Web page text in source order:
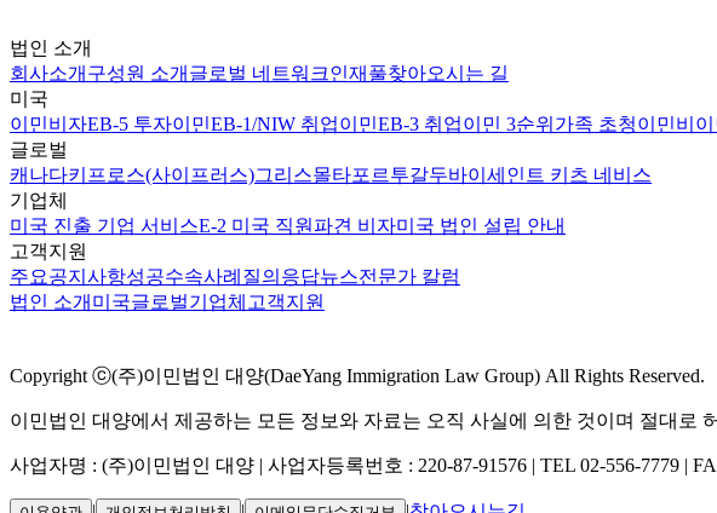
법인 소개
회사소개 구성원 소개 글로벌 네트워크인재풀찾아오시는 길
미국
이민비자EB-5 투자이민EB-1/NIW 취업이민EB-3 취업이민 3순위 가족 초청이민비
글로벌
캐나다키프로스(사이프러스)그리스몰타포르투갈두바이 세인트 키츠 네비스
기업체
미국 진출 기업 서비스E-2 미국 직원파견 비자미국 법인 설립 안내
고객지원
주요공지사항성공수속사례 질의응답뉴스전문가 칼럼
법인 소개 미국글로벌기업체 고객지원
Copyright ⓒ(주)이민법인 대양(DaeYang Immigration Law Group) All Rights Reserved.
이민법인 대양에서 제공하는 모든 정보와 자료는 오직 사실에 의한 것이며 절대로
사업자명 : (주)이민법인 대양 | 사업자등록번호 : 220-87-91576 | TEL 02-556-7779 |